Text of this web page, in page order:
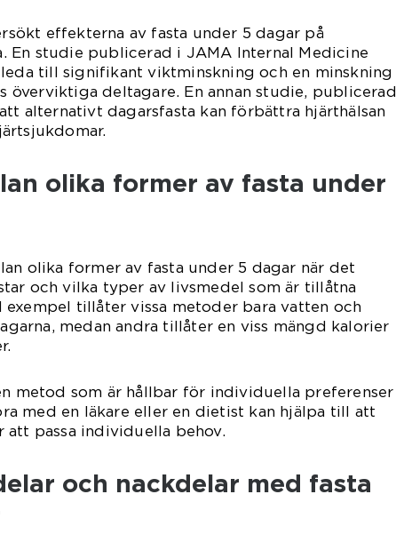
effekterna av fasta under 5 dagar på
En studie publicerad i JAMA Internal Medicine
till signifikant viktminskning och en minskning
överviktiga deltagare. En annan studie, publicerad
alternativt dagarsfasta kan förbättra hjärthälsan
olika former av fasta under
olika former av fasta under 5 dagar när det
och vilka typer av livsmedel som är tillåtna
exempel tillåter vissa metoder bara vatten och
medan andra tillåter en viss mängd kalorier
metod som är hållbar för individuella preferenser
med en läkare eller en dietist kan hjälpa till att
passa individuella behov.
och nackdelar med fasta